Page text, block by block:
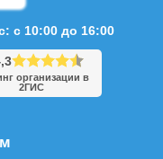
с 10:00 до 16:00
организации в
2ГИС